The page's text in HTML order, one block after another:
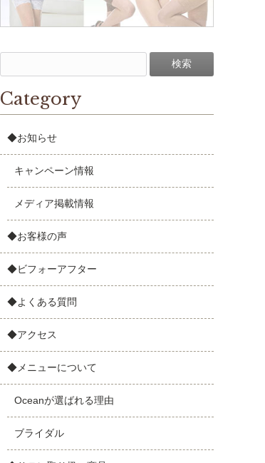
Category
◆お知らせ
キャンペーン情報
メディア掲載情報
◆お客様の声
◆ビフォーアフター
◆よくある質問
◆アクセス
◆メニューについて
Oceanが選ばれる理由
ブライダル